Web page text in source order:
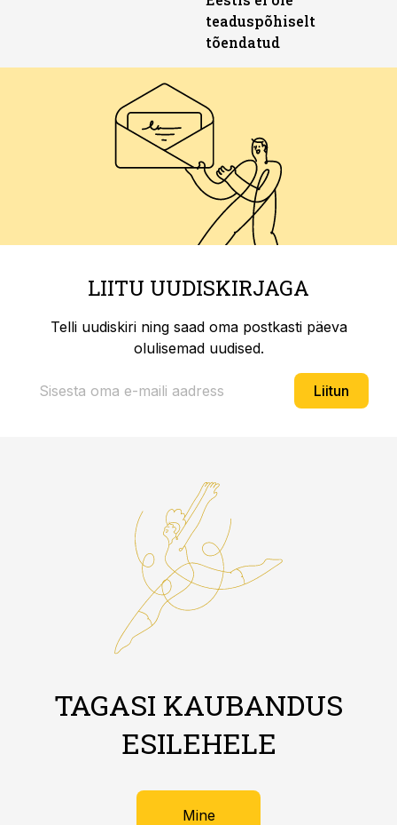
teaduspõhiselt
tõendatud
LIITU UUDISKIRJAGA
Telli uudiskiri ning saad oma postkasti päeva
olulisemad uudised.
Liitun
TAGASI KAUBANDUS
ESILEHELE
Mine